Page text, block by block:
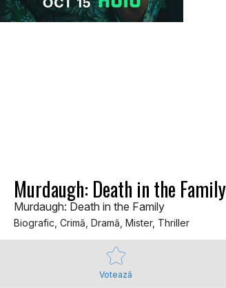
Murdaugh: Death in the Family
Murdaugh: Death in the Family
Biografic, Crimă, Dramă, Mister, Thriller
Votează